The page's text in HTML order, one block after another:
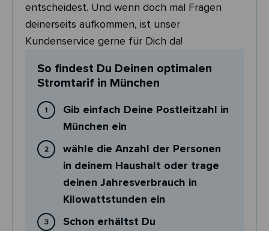
entscheidest. Und wenn doch mal Fragen
deinerseits aufkommen, ist unser
Kundenservice gerne für Dich da!
So findest Du Deinen optimalen
Stromtarif in München
Gib einfach Deine Postleitzahl in
München ein
wähle die Anzahl der Personen
in deinem Haushalt oder trage
deinen Jahresverbrauch in
Kilowattstunden ein
Schon erhältst Du